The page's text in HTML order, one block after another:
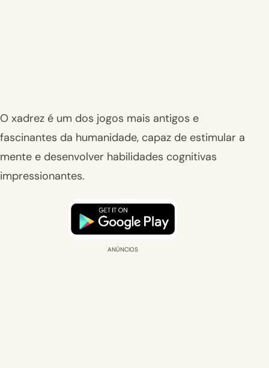
O xadrez é um dos jogos mais antigos e
fascinantes da humanidade, capaz de estimular a
mente e desenvolver habilidades cognitivas
impressionantes.
ANÚNCIOS